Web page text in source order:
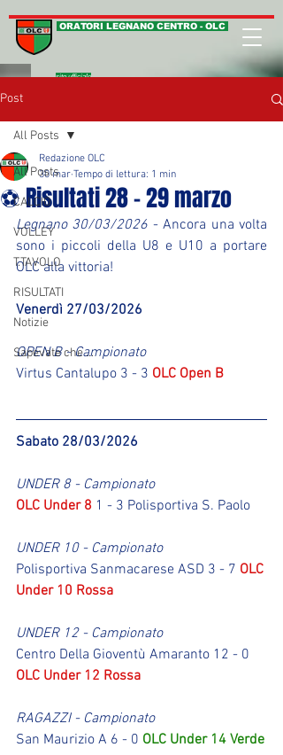
ORATORI LEGNANO CENTRO - OLC
sito ufficiale
Post
All Posts
CALCIO
VOLLEY
T.TAVOLO
RISULTATI
Notizie
Sapevate che ...
All Posts
⚽ Risultati 28 - 29 marzo
Redazione OLC
30 mar Tempo di lettura: 1 min
Legnano 30/03/2026 - Ancora una volta
sono i piccoli della U8 e U10 a portare
OLC alla vittoria!
Venerdì 27/03/2026
OPEN B - Campionato
Virtus Cantalupo 3 - 3 OLC Open B
Sabato 28/03/2026
UNDER 8 - Campionato
OLC Under 8 1 - 3 Polisportiva S. Paolo
UNDER 10 - Campionato
Polisportiva Sanmacarese ASD 3 - 7 OLC
Under 10 Rossa
UNDER 12 - Campionato
Centro Della Gioventù Amaranto 12 - 0
OLC Under 12 Rossa
RAGAZZI - Campionato
San Maurizio A 6 - 0 OLC Under 14 Verde